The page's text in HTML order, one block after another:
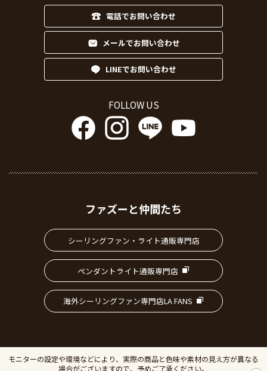
電話でお問い合わせ
メールでお問い合わせ
LINEでお問い合わせ
FOLLOW US
ファズーと仲間たち
シーリングファン・ライト通販専門店
ペンダントライト通販専門店
海外シーリングファン専門店LA FANS
モニターの設定や環境などにより、実際の商品と色味や素材の見え方が異なる
場合がございますので、予めご了承ください。